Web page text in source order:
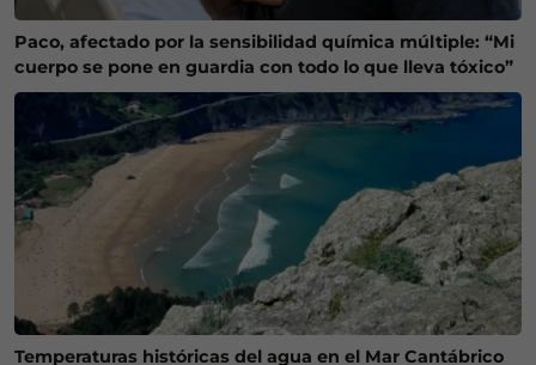
Paco, afectado por la sensibilidad química múltiple: “Mi
cuerpo se pone en guardia con todo lo que lleva tóxico”
Temperaturas históricas del agua en el Mar Cantábrico